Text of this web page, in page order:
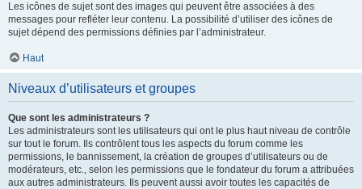
Les icônes de sujet sont des images qui peuvent être associées à des
messages pour refléter leur contenu. La possibilité d’utiliser des icônes de
sujet dépend des permissions définies par l’administrateur.
Haut
Niveaux d’utilisateurs et groupes
Que sont les administrateurs ?
Les administrateurs sont les utilisateurs qui ont le plus haut niveau de contrôle
sur tout le forum. Ils contrôlent tous les aspects du forum comme les
permissions, le bannissement, la création de groupes d’utilisateurs ou de
modérateurs, etc., selon les permissions que le fondateur du forum a attribuées
aux autres administrateurs. Ils peuvent aussi avoir toutes les capacités de